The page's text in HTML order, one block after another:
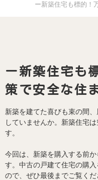
ー新築住宅も標的！
ー新築住宅も
策で安全な住
新築を建てた喜びも束の間
していませんか。新築住宅
す。
今回は、新築を購入する前
す。中古の戸建て住宅の購
ので、ぜひ最後までご覧くだ